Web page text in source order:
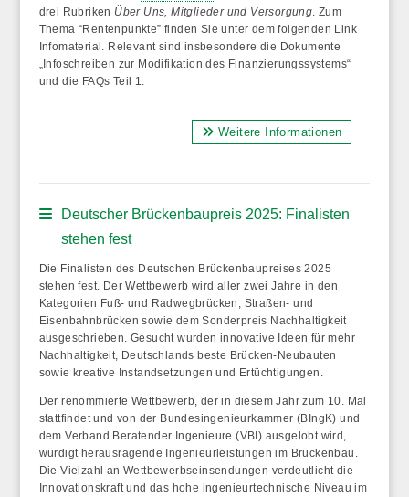
drei Rubriken Über Uns, Mitglieder und Versorgung . Zum
Thema “Rentenpunkte” finden Sie unter dem folgenden Link
Infomaterial. Relevant sind insbesondere die Dokumente
„Infoschreiben zur Modifikation des Finanzierungssystems“
und die FAQs Teil 1.
Weitere Informationen
Deutscher Brückenbaupreis 2025: Finalisten
stehen fest
Die Finalisten des Deutschen Brückenbaupreises 2025
stehen fest. Der Wettbewerb wird aller zwei Jahre in den
Kategorien Fuß- und Radwegbrücken, Straßen- und
Eisenbahnbrücken sowie dem Sonderpreis Nachhaltigkeit
ausgeschrieben. Gesucht wurden innovative Ideen für mehr
Nachhaltigkeit, Deutschlands beste Brücken-Neubauten
sowie kreative Instandsetzungen und Ertüchtigungen.
Der renommierte Wettbewerb, der in diesem Jahr zum 10. Mal
stattfindet und von der Bundesingenieurkammer (BIngK) und
dem Verband Beratender Ingenieure (VBI) ausgelobt wird,
würdigt herausragende Ingenieurleistungen im Brückenbau.
Die Vielzahl an Wettbewerbseinsendungen verdeutlicht die
Innovationskraft und das hohe ingenieurtechnische Niveau im